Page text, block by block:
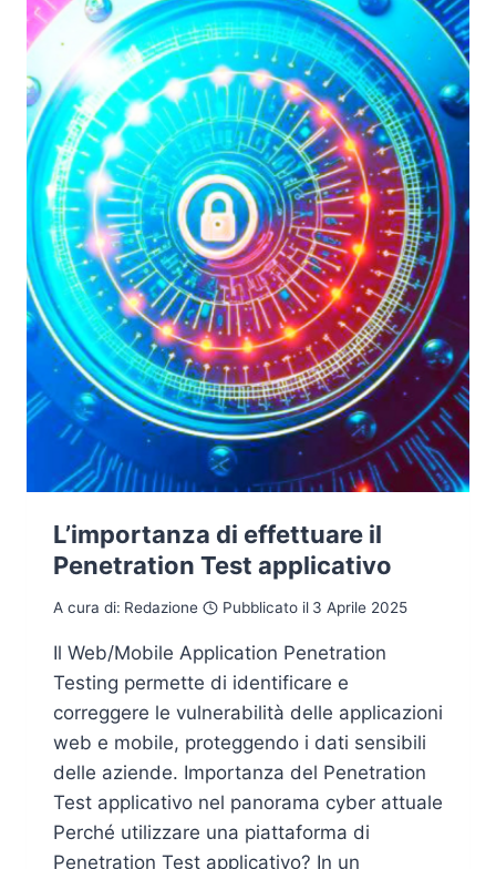
LA
MINIMIZZAZIONE
DELL’ESPOSIZIONE
AI
CYBER-
RISCHI
L’importanza di effettuare il
Penetration Test applicativo
A cura di: Redazione Pubblicato il 3 Aprile 2025
Il Web/Mobile Application Penetration
Testing permette di identificare e
correggere le vulnerabilità delle applicazioni
web e mobile, proteggendo i dati sensibili
delle aziende. Importanza del Penetration
Test applicativo nel panorama cyber attuale
Perché utilizzare una piattaforma di
Penetration Test applicativo? In un